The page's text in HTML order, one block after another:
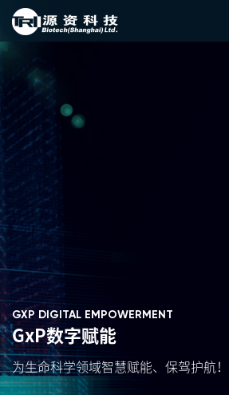
GXP DIGITAL EMPOWERMENT
GxP数字赋能
为生命科学领域智慧赋能、保驾护航！